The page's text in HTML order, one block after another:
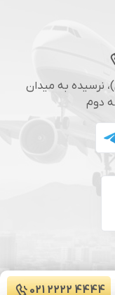
نرسیده به میدان
021 2222 4444